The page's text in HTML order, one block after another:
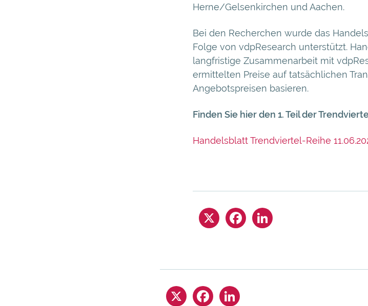
Herne/Gelsenkirchen und Aachen.
Bei den Recherchen wurde das
Folge von vdpResearch unterstützt.
langfristige Zusammenarbeit mit
ermittelten Preise auf tatsächlichen
Angebotspreisen basieren.
Finden Sie hier den 1. Teil der
Handelsblatt Trendviertel-Reihe